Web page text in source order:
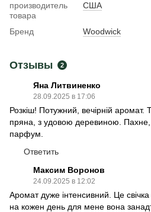
производитель
товара
США
Бренд Woodwick
Отзывы 2
Яна Литвиненко
28.09.2025 в 17:06
Розкіш! Потужний, вечірній аромат.
пряна, з удовою деревиною. Пахне,
парфум.
Ответить
Максим Воронов
24.09.2025 в 12:02
Аромат дуже інтенсивний. Це
на кожен день для мене вона